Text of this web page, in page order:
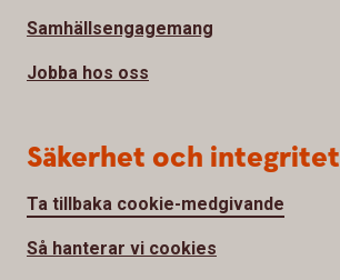
Samhällsengagemang
Jobba hos oss
Säkerhet och integritet
Ta tillbaka cookie-medgivande
Så hanterar vi cookies